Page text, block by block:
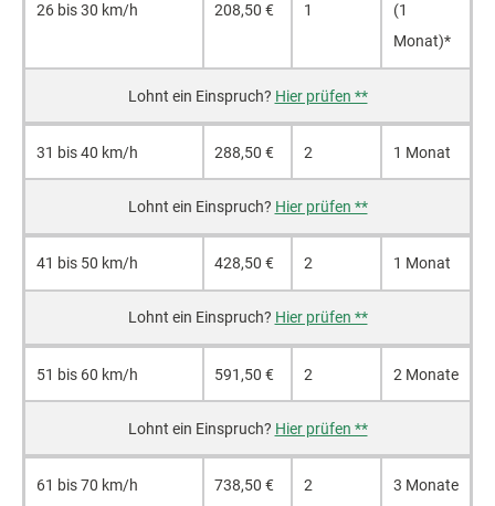
26 bis 30 km/h 208,50 € 1
(1
Monat)*
Hier prüfen **
31 bis 40 km/h 288,50 € 2 1 Monat
Hier prüfen **
41 bis 50 km/h 428,50 € 2 1 Monat
Hier prüfen **
51 bis 60 km/h 591,50 € 2 2 Monate
Hier prüfen **
61 bis 70 km/h 738,50 € 2 3 Monate